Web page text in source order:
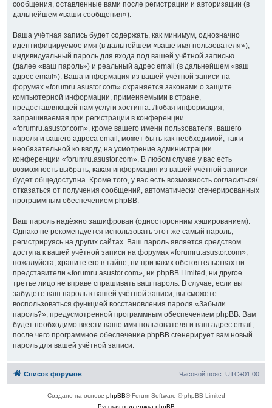
сообщения, оставленные вами после регистрации и авторизации (в
дальнейшем «ваши сообщения»).
Ваша учётная запись будет содержать, как минимум, однозначно
идентифицируемое имя (в дальнейшем «ваше имя пользователя»),
индивидуальный пароль для входа под вашей учётной записью
(далее «ваш пароль») и реальный адрес email (в дальнейшем «ваш
адрес email»). Ваша информация из вашей учётной записи на
форумах «forumru.asustor.com» охраняется законами о защите
компьютерной информации, применяемыми в стране,
предоставляющей нам услуги хостинга. Любая информация,
запрашиваемая при регистрации в конференции
«forumru.asustor.com», кроме вашего имени пользователя, вашего
пароля и вашего адреса email, может быть как необходимой, так и
необязательной ко вводу, на усмотрение администрации
конференции «forumru.asustor.com». В любом случае у вас есть
возможность выбрать, какая информация из вашей учётной записи
будет общедоступна. Кроме того, у вас есть возможность согласиться/
отказаться от получения сообщений, автоматически сгенерированных
программным обеспечением phpBB.
Ваш пароль надёжно зашифрован (односторонним хэшированием).
Однако не рекомендуется использовать этот же самый пароль,
регистрируясь на других сайтах. Ваш пароль является средством
доступа к вашей учётной записи на форумах «forumru.asustor.com»,
пожалуйста, храните его в тайне, ни при каких обстоятельствах ни
представители «forumru.asustor.com», ни phpBB Limited, ни другое
третье лицо не вправе спрашивать ваш пароль. В случае, если вы
забудете ваш пароль к вашей учётной записи, вы сможете
воспользоваться функцией восстановления пароля «Забыли
пароль?», предусмотренной программным обеспечением phpBB. Вам
будет необходимо ввести ваше имя пользователя и ваш адрес email,
после чего программное обеспечение phpBB сгенерирует вам новый
пароль для вашей учётной записи.
Список форумов Часовой пояс: UTC+01:00
Создано на основе phpBB® Forum Software © phpBB Limited
Русская поддержка phpBB